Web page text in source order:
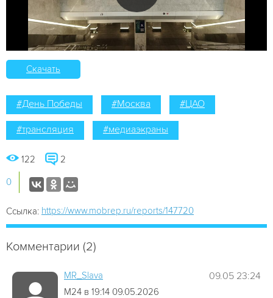
Скачать
#День Победы #Москва #ЦАО
#трансляция #медиаэкраны
122 2
0
Ссылка: https://www.mobrep.ru/reports/147720
Комментарии (2)
MR_Slava 09.05 23:24
М24 в 19:14 09.05.2026